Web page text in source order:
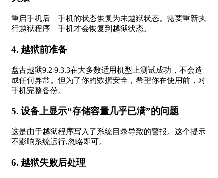
重启手机后，手机的状态恢复为未越狱状态。需要重新执
行越狱程序，手机才会恢复到越狱状态。
4. 越狱前准备
盘古越狱9.2-9.3.3在大多数适用机型上测试成功，不会造
成任何异常。但为了你的数据安全，希望你在使用前，对
手机完整备份。
5. 设备上显示“存储容量几乎已满”的问题
这是由于越狱程序写入了系统目录导致的警报。这个提示
不影响系统运行,忽略即可。
6. 越狱失败后处理